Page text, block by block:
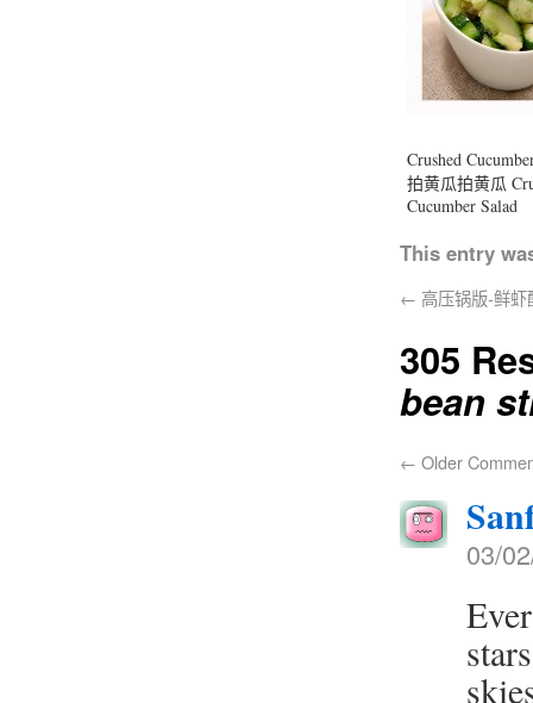
Crushed
拍黄瓜拍黄瓜
Cucumber Salad
This entry
← 高压锅版-鲜
305
bean
← Older
03/